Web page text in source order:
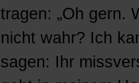
tragen: „Oh gern.
nicht wahr? Ich
sagen: Ihr